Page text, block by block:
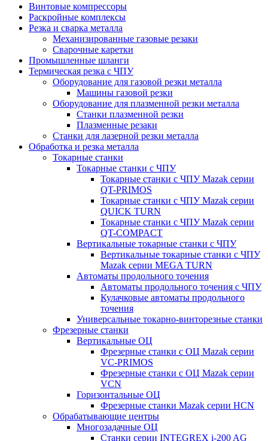
Винтовые компрессоры
Раскройные комплексы
Резка и сварка металла
Механизированные газовые резаки
Сварочные каретки
Промышленные шланги
Термическая резка с ЧПУ
Оборудование для газовой резки металла
Машины газовой резки
Оборудование для плазменной резки металла
Станки плазменной резки
Плазменные резаки
Станки для лазерной резки металла
Обработка и резка металла
Токарные станки
Токарные станки с ЧПУ
Токарные станки с ЧПУ Mazak серии
QT-PRIMOS
Токарные станки с ЧПУ Mazak серии
QUICK TURN
Токарные станки с ЧПУ Mazak серии
QT-COMPACT
Вертикальные токарные станки с ЧПУ
Вертикальные токарные станки с ЧПУ
Mazak серии MEGA TURN
Автоматы продольного точения
Автоматы продольного точения с ЧПУ
Кулачковые автоматы продольного
точения
Универсальные токарно-винторезные станки
Фрезерные станки
Вертикальные ОЦ
Фрезерные станки с ОЦ Mazak серии
VC-PRIMOS
Фрезерные станки с ОЦ Mazak серии
VCN
Горизонтальные ОЦ
Фрезерные станки Mazak серии HCN
Обрабатывающие центры
Многозадачные ОЦ
Cтанки серии INTEGREX i-200 AG